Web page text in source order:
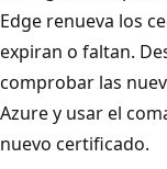
Edge renueva los
expiran o faltan.
comprobar las
Azure y usar el
nuevo certificado.